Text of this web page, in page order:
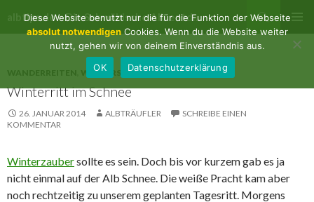
albtips.de – Die Schwäbische Alb entdecken
MENÜ
ZUM
WINTERSPORT
Winterritt im Schnee
26. JANUAR 2014 ALBTRÄUFLER
SCHREIBE EINEN
KOMMENTAR
Winterzaubersollte es sein. Doch bis vor kurzem gab es ja
nicht einmal auf der Alb Schnee. Die weiße Pracht kam aber
noch rechtzeitig zu unserem geplanten Tagesritt. Morgens
Diese Website benutzt nur die für die Funktion der Webseite
absolut notwendigenCookies. Wenn du die Website weiter
nutzt, gehen wir von deinem Einverständnis aus.
OK
Datenschutzerklärung